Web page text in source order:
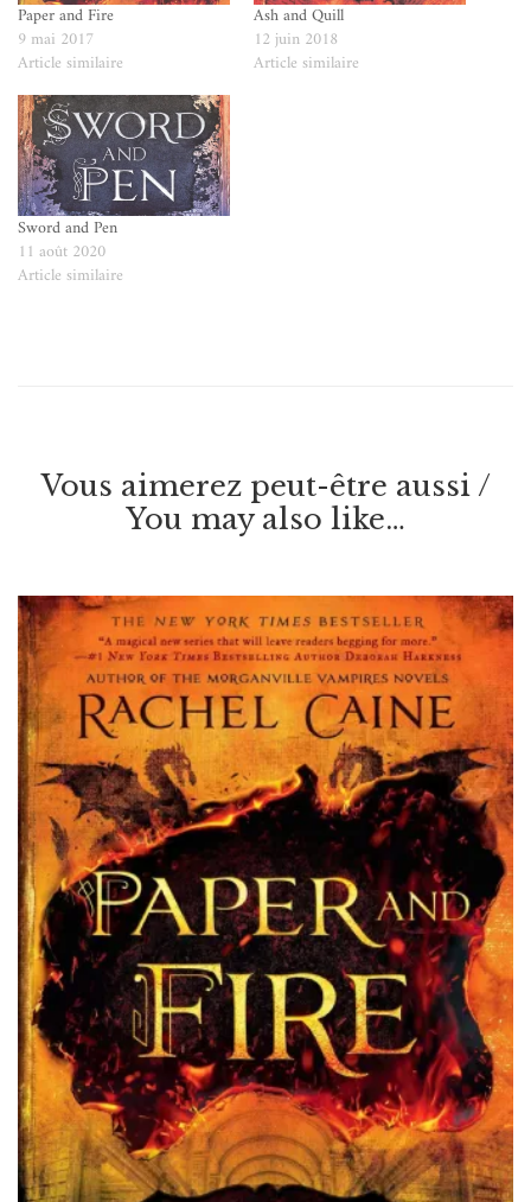
Paper and Fire
9 mai 2017
Article similaire
Ash and Quill
12 juin 2018
Article similaire
Sword and Pen
11 août 2020
Article similaire
Vous aimerez peut-être aussi /
You may also like…